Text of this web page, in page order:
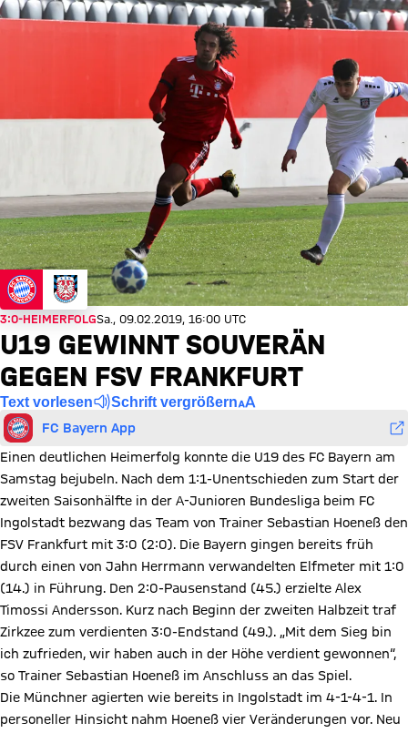
3:0-HEIMERFOLGSa., 09.02.2019, 16:00 UTC
U19 GEWINNT SOUVERÄN
GEGEN FSV FRANKFURT
Text vorlesen Schrift vergrößern
FC Bayern App
Einen deutlichen Heimerfolg konnte die U19 des FC Bayern am
Samstag bejubeln. Nach dem 1:1-Unentschieden zum Start der
zweiten Saisonhälfte in der A-Junioren Bundesliga beim FC
Ingolstadt bezwang das Team von Trainer Sebastian Hoeneß den
FSV Frankfurt mit 3:0 (2:0). Die Bayern gingen bereits früh
durch einen von Jahn Herrmann verwandelten Elfmeter mit 1:0
(14.) in Führung. Den 2:0-Pausenstand (45.) erzielte Alex
Timossi Andersson. Kurz nach Beginn der zweiten Halbzeit traf
Zirkzee zum verdienten 3:0-Endstand (49.). „Mit dem Sieg bin
ich zufrieden, wir haben auch in der Höhe verdient gewonnen“,
so Trainer Sebastian Hoeneß im Anschluss an das Spiel.
Die Münchner agierten wie bereits in Ingolstadt im 4-1-4-1. In
personeller Hinsicht nahm Hoeneß vier Veränderungen vor. Neu